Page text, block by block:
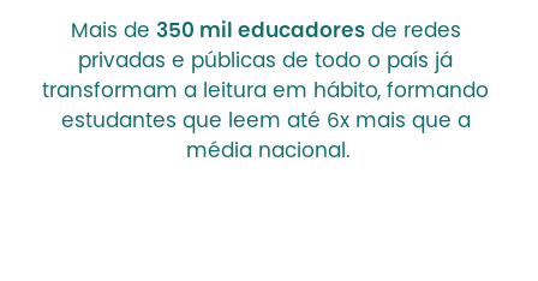
Mais de 350 mil educadores de redes
privadas e públicas de todo o país já
transformam a leitura em hábito, formando
estudantes que leem até 6x mais que a
média nacional.